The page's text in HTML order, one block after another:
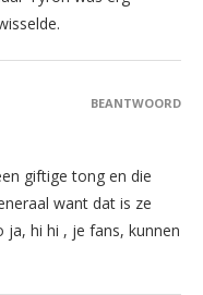
giftige tong en die
want dat is ze
ja, hi hi , je fans, kunnen
BEANTWOORD